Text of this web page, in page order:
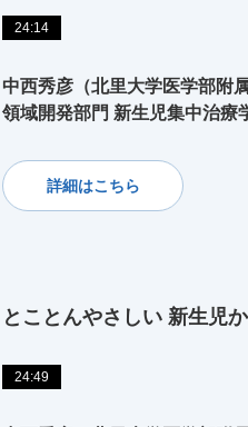
24:14
中西秀彦（北里大学医学部附
領域開発部門 新生児集中治療
詳細はこちら
とことんやさしい 新生児
24:49